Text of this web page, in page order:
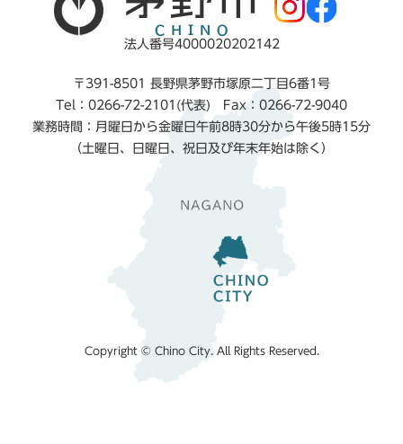
法人番号4000020202142
〒391-8501 長野県茅野市塚原二丁目6番1号
Tel：0266-72-2101(代表) Fax：0266-72-9040
業務時間：月曜日から金曜日午前8時30分から午後5時15分
（土曜日、日曜日、祝日及び年末年始は除く）
Copyright © Chino City. All Rights Reserved.